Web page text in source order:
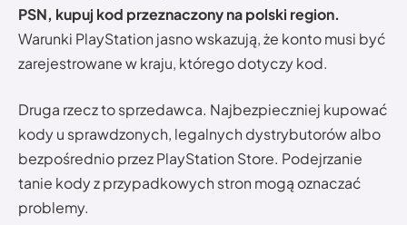
PSN, kupuj kod przeznaczony na polski region.
Warunki PlayStation jasno wskazują, że konto musi być
zarejestrowane w kraju, którego dotyczy kod.
Druga rzecz to sprzedawca. Najbezpieczniej kupować
kody u sprawdzonych, legalnych dystrybutorów albo
bezpośrednio przez PlayStation Store. Podejrzanie
tanie kody z przypadkowych stron mogą oznaczać
problemy.